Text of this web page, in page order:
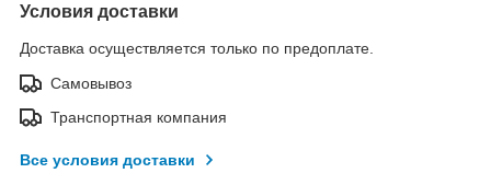
Условия доставки
Доставка осуществляется только по предоплате.
Самовывоз
Транспортная компания
Все условия доставки